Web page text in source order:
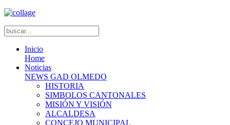
Inicio
Home
Noticias
NEWS GAD OLMEDO
HISTORIA
SIMBOLOS CANTONALES
MISIÓN Y VISIÓN
ALCALDESA
CONCEJO MUNICIPAL